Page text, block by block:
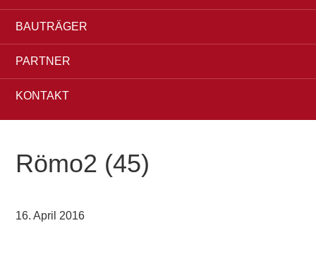
BAUTRÄGER
PARTNER
KONTAKT
Römo2 (45)
16. April 2016